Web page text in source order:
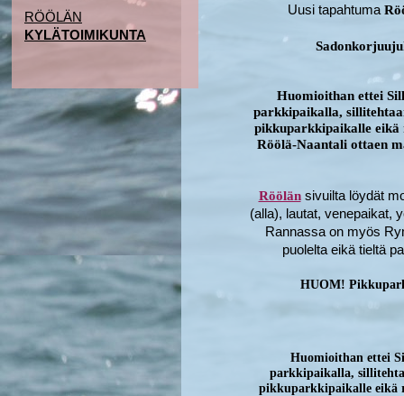
Uusi tapahtuma
Huomioithan ettei
parkkipaikalla,
pikkuparkkipaikalle eikä
Röölä-Naantali ottaen
Röölänsivuilta löydät
(alla), lautat, venepaikat,
Rannassa on myös
puolelta eikä tieltä
HUOM!
Huomioithan ettei
parkkipaikalla,
pikkuparkkipaikalle eikä
RÖÖLÄN
KYLÄTOIMIKUNTA